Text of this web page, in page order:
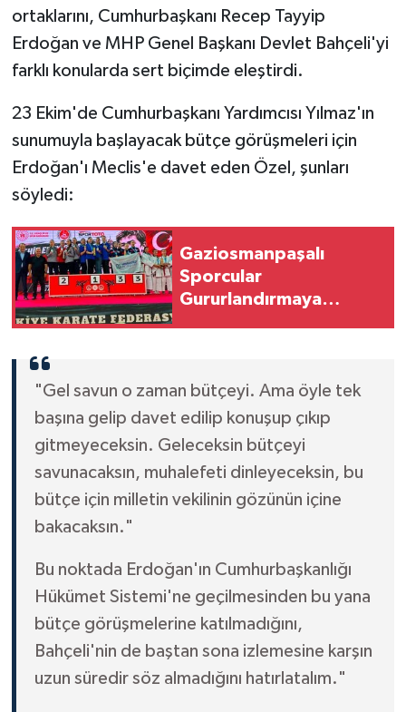
ortaklarını, Cumhurbaşkanı Recep Tayyip
Erdoğan ve MHP Genel Başkanı Devlet Bahçeli'yi
farklı konularda sert biçimde eleştirdi.
23 Ekim'de Cumhurbaşkanı Yardımcısı Yılmaz'ın
sunumuyla başlayacak bütçe görüşmeleri için
Erdoğan'ı Meclis'e davet eden Özel, şunları
söyledi:
Gaziosmanpaşalı
Sporcular
Gururlandırmaya
"Gel savun o zaman bütçeyi. Ama öyle tek
başına gelip davet edilip konuşup çıkıp
gitmeyeceksin. Geleceksin bütçeyi
savunacaksın, muhalefeti dinleyeceksin, bu
bütçe için milletin vekilinin gözünün içine
bakacaksın."
Bu noktada Erdoğan'ın Cumhurbaşkanlığı
Hükümet Sistemi'ne geçilmesinden bu yana
bütçe görüşmelerine katılmadığını,
Bahçeli'nin de baştan sona izlemesine karşın
uzun süredir söz almadığını hatırlatalım."